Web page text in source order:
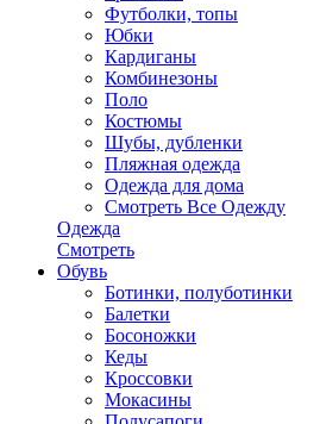
Футболки, топы
Юбки
Кардиганы
Комбинезоны
Поло
Костюмы
Шубы, дубленки
Пляжная одежда
Одежда для дома
Смотреть Все Одежду
Одежда
Смотреть
Обувь
Ботинки, полуботинки
Балетки
Босоножки
Кеды
Кроссовки
Мокасины